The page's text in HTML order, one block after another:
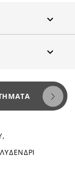

